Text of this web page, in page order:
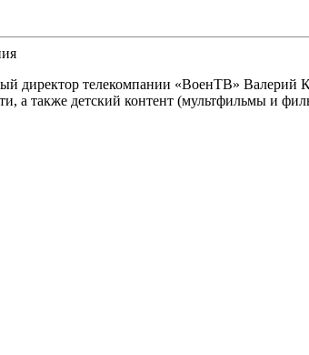
директор телекомпании «ВоенТВ» Валерий
а также детский контент (мультфильмы и